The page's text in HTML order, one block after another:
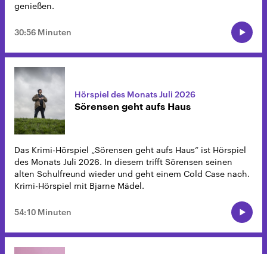
genießen.
30:56 Minuten
Hörspiel des Monats Juli 2026
Sörensen geht aufs Haus
Das Krimi-Hörspiel „Sörensen geht aufs Haus“ ist Hörspiel
des Monats Juli 2026. In diesem trifft Sörensen seinen
alten Schulfreund wieder und geht einem Cold Case nach.
Krimi-Hörspiel mit Bjarne Mädel.
54:10 Minuten